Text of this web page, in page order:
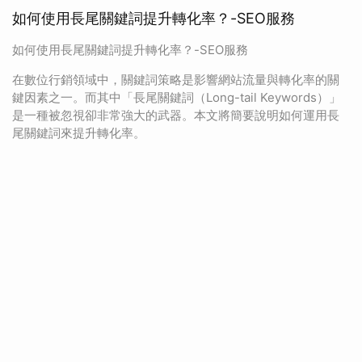
如何使用長尾關鍵詞提升轉化率？-SEO服務
如何使用長尾關鍵詞提升轉化率？-SEO服務
在數位行銷領域中，關鍵詞策略是影響網站流量與轉化率的關
鍵因素之一。而其中「長尾關鍵詞（Long-tail Keywords）」
是一種被忽視卻非常強大的武器。本文將簡要說明如何運用長
尾關鍵詞來提升轉化率。